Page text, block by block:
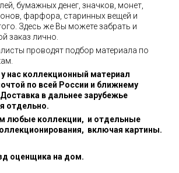
бумажных денег, значков, монет,
фарфора, старинных вещей и
Здесь же Вы можете забрать и
заказ лично.
проводят подбор материала по
нас коллекционный материал
по всей России и ближнему
в дальнее зарубежье
отдельно.
любые коллекции, и отдельные
включая картины.
оценщика на дом.